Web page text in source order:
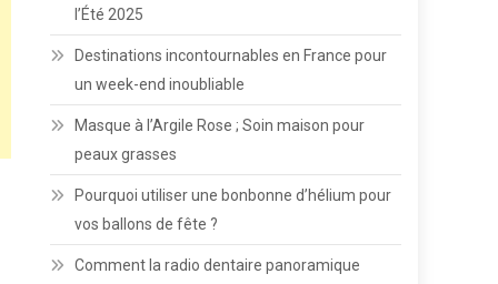
l’Été 2025
Destinations incontournables en France pour
un week-end inoubliable
Masque à l’Argile Rose ; Soin maison pour
peaux grasses
Pourquoi utiliser une bonbonne d’hélium pour
vos ballons de fête ?
Comment la radio dentaire panoramique